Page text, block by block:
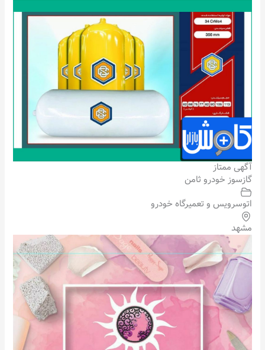
آگهی ممتاز
گازسوز خودرو ثامن
اتوسرویس و تعمیرگاه خودرو
مشهد